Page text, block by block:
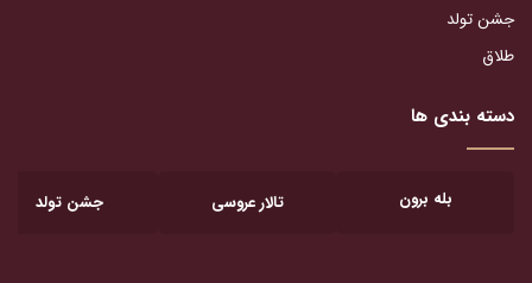
جشن تولد
طلاق
دسته بندی ها
بله برون تالار عروسی جشن تولد